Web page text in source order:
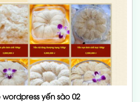
wordpress yến sào 02